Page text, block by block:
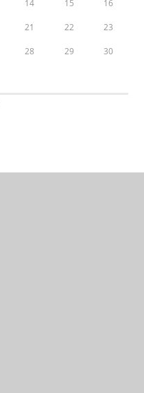
14 15 16
21 22 23
28 29 30